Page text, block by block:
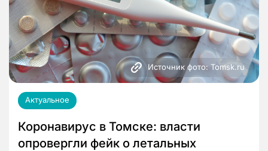
Источник фото: Tomsk.ru
Актуальное
Коронавирус в Томске: власти
опровергли фейк о летальных